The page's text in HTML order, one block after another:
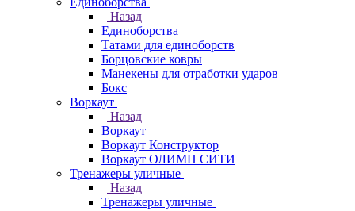
Назад
Единоборства
Татами для единоборств
Борцовские ковры
Манекены для отработки ударов
Бокс
Воркаут
Назад
Воркаут
Воркаут Конструктор
Воркаут ОЛИМП СИТИ
Тренажеры уличные
Назад
Тренажеры уличные